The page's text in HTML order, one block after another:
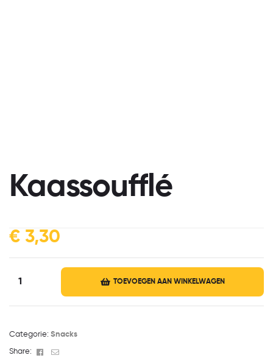
Kaassoufflé
€ 3,30
TOEVOEGEN AAN WINKELWAGEN
Categorie: Snacks
Share: Facebook
Email